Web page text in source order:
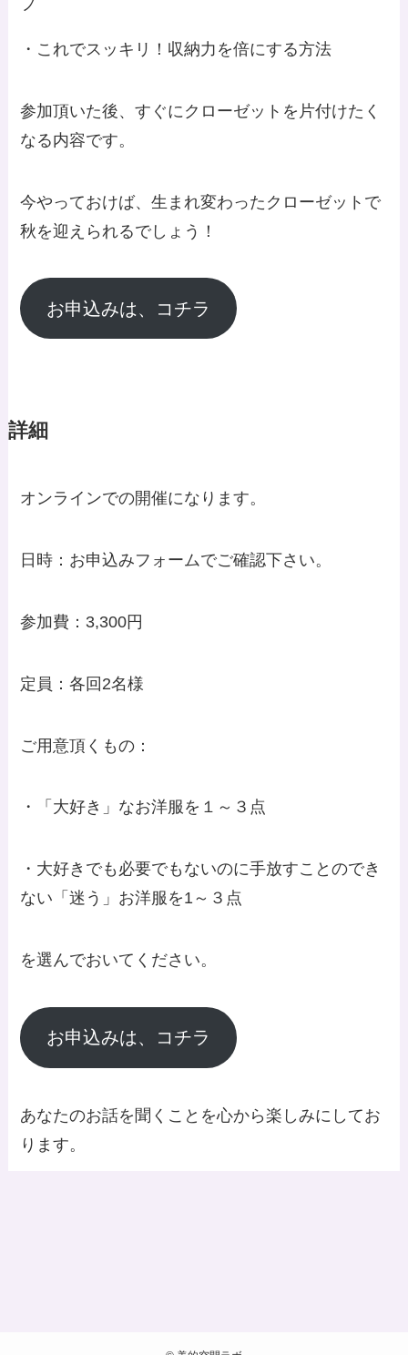
・これでスッキリ！収納力を倍にする方法
参加頂いた後、すぐにクローゼットを片付けたく
なる内容です。
今やっておけば、生まれ変わったクローゼットで
秋を迎えられるでしょう！
お申込みは、コチラ
詳細
オンラインでの開催になります。
日時：お申込みフォームでご確認下さい。
参加費：3,300円
定員：各回2名様
ご用意頂くもの：
・「大好き」なお洋服を１～３点
・大好きでも必要でもないのに手放すことのでき
ない「迷う」お洋服を1～３点
を選んでおいてください。
お申込みは、コチラ
あなたのお話を聞くことを心から楽しみにしてお
ります。